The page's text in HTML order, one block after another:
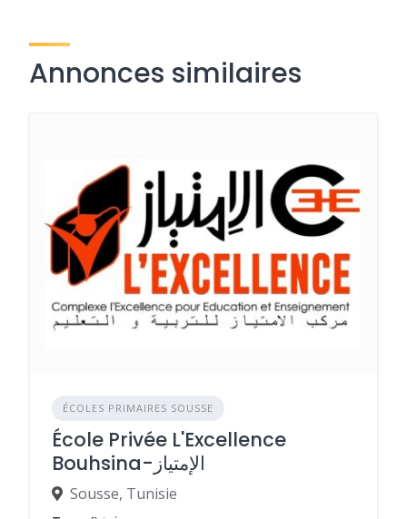
Annonces similaires
ÉCOLES PRIMAIRES SOUSSE
École Privée L'Excellence
Bouhsina-الإمتياز
Sousse, Tunisie